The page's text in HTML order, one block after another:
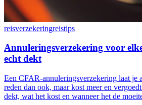
reisverzekeringreistips
Annuleringsverzekering voor
echt dekt
Een CFAR-annuleringsverzekering laat je
reden dan ook, maar kost meer en
dekt, wat het kost en wanneer het de